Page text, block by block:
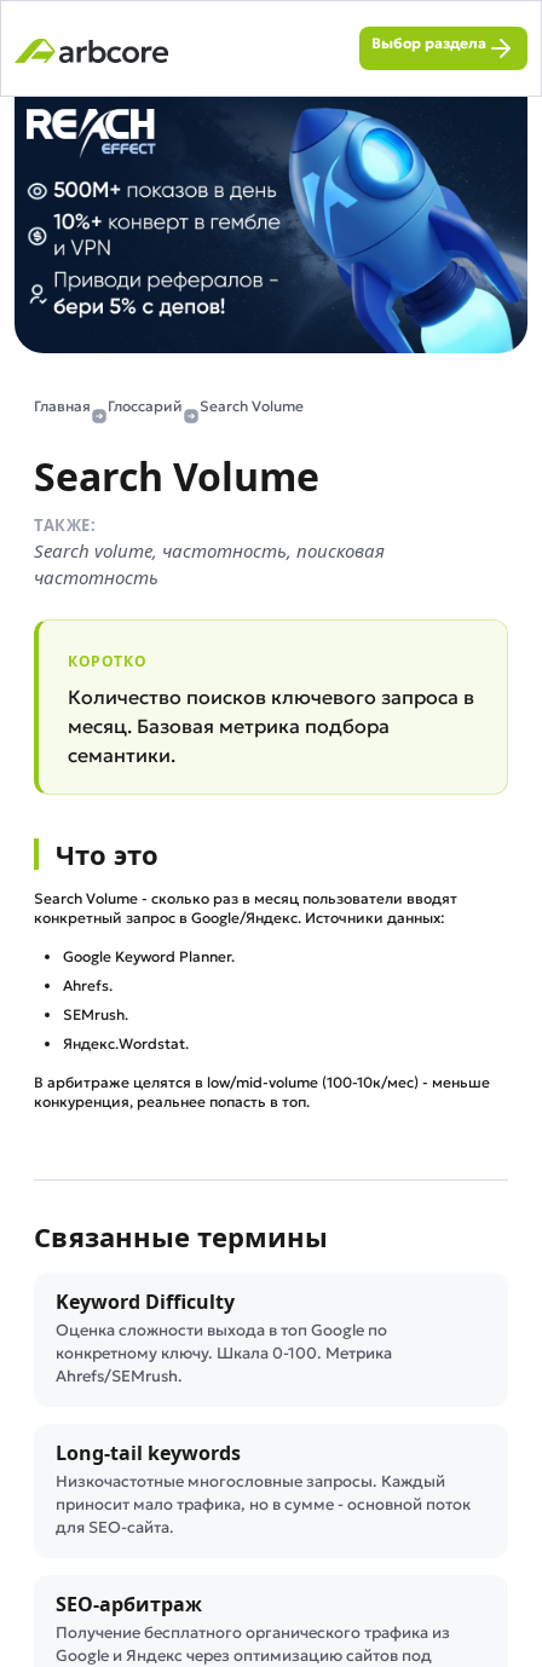
Выбор раздела
Главная Глоссарий Search Volume
Search Volume
ТАКЖЕ:
Search volume, частотность, поисковая
частотность
КОРОТКО
Количество поисков ключевого запроса в
месяц. Базовая метрика подбора
семантики.
Что это
Search Volume - сколько раз в месяц пользователи вводят
конкретный запрос в Google/Яндекс. Источники данных:
Google Keyword Planner.
Ahrefs.
SEMrush.
Яндекс.Wordstat.
В арбитраже целятся в low/mid-volume (100-10к/мес) - меньше
конкуренция, реальнее попасть в топ.
Связанные термины
Keyword Difficulty
Оценка сложности выхода в топ Google по
конкретному ключу. Шкала 0-100. Метрика
Ahrefs/SEMrush.
Long-tail keywords
Низкочастотные многословные запросы. Каждый
приносит мало трафика, но в сумме - основной поток
для SEO-сайта.
SEO-арбитраж
Получение бесплатного органического трафика из
Google и Яндекс через оптимизацию сайтов под